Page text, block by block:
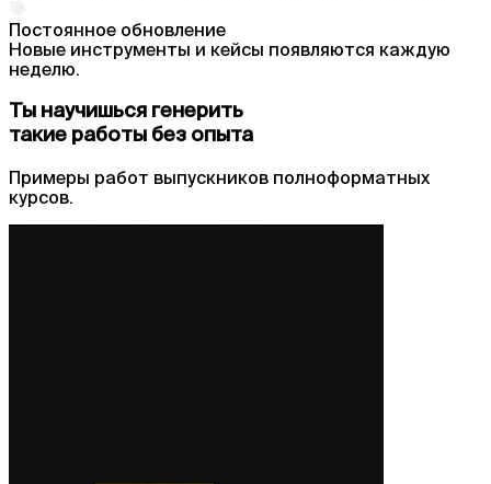
Постоянное обновление
Новые инструменты и кейсы появляются каждую
неделю.
Ты научишься генерить
такие работы без опыта
Примеры работ выпускников полноформатных
курсов.